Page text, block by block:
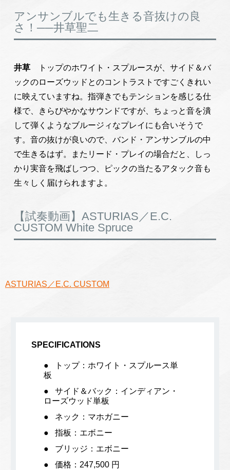
アンサンブルでも生きる音抜けの良
さ！──井草聖二
井草
トップのホワイト・スプルースが、サイド＆バ
ックのローズウッドとのコントラストですごくきれい
に映えていますね。指弾きでもテンションを感じる仕
様で、きらびやかなサウンドですが、ちょっと音を潰
して弾くようなブルージィなプレイにも合いそうで
す。音の抜けが良いので、バンド・アンサンブルの中
で生きるはず。またリード・プレイの場合だと、しっ
かり実音を飛ばしつつ、ピックの当たるアタック音も
生々しく届けられますよ。
【試奏動画】ASTURIAS／E.C.
CUSTOM White Spruce
ASTURIAS／E.C. CUSTOM
SPECIFICATIONS
トップ：ホワイト・スプルース単
板
サイド＆バック：インディアン・
ローズウッド単板
ネック：マホガニー
指板：エボニー
ブリッジ：エボニー
価格：247,500 円